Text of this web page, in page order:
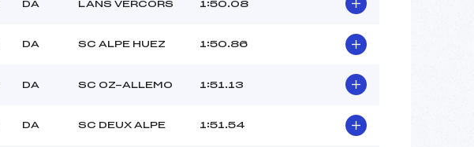
DA LANS VERCORS 1:50.08
DA SC ALPE HUEZ 1:50.86
DA SC OZ-ALLEMO 1:51.13
DA SC DEUX ALPE 1:51.54